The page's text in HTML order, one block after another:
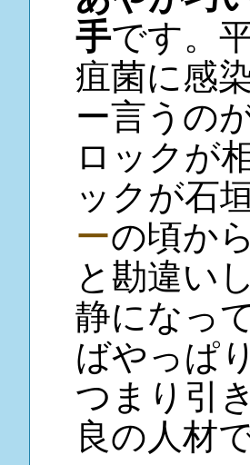
手です。
疽菌に感
ー言うの
ロックが
ックが石
ーの頃か
と勘違い
静になっ
ばやっぱ
つまり引
良の人材